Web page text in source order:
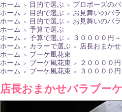
ホーム
＞ 目的で選ぶ ＞
プロポーズの
ホーム
＞ 目的で選ぶ ＞ お見舞いのバラ
ホーム
＞ 目的で選ぶ ＞ お見舞いのバラ
ホーム
＞ 予算で選ぶ
ホーム
＞ 予算で選ぶ ＞
３００００円～
ホーム
＞ カラーで選ぶ ＞
店長おまかせ
ホーム
＞
ブーケ風花束
ホーム
＞ ブーケ風花束 ＞
２００００円
ホーム
＞ ブーケ風花束 ＞ ３００００円
店長おまかせバラブー